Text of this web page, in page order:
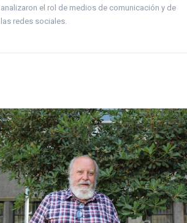
analizaron el rol de medios de comunicación y de
las redes sociales.